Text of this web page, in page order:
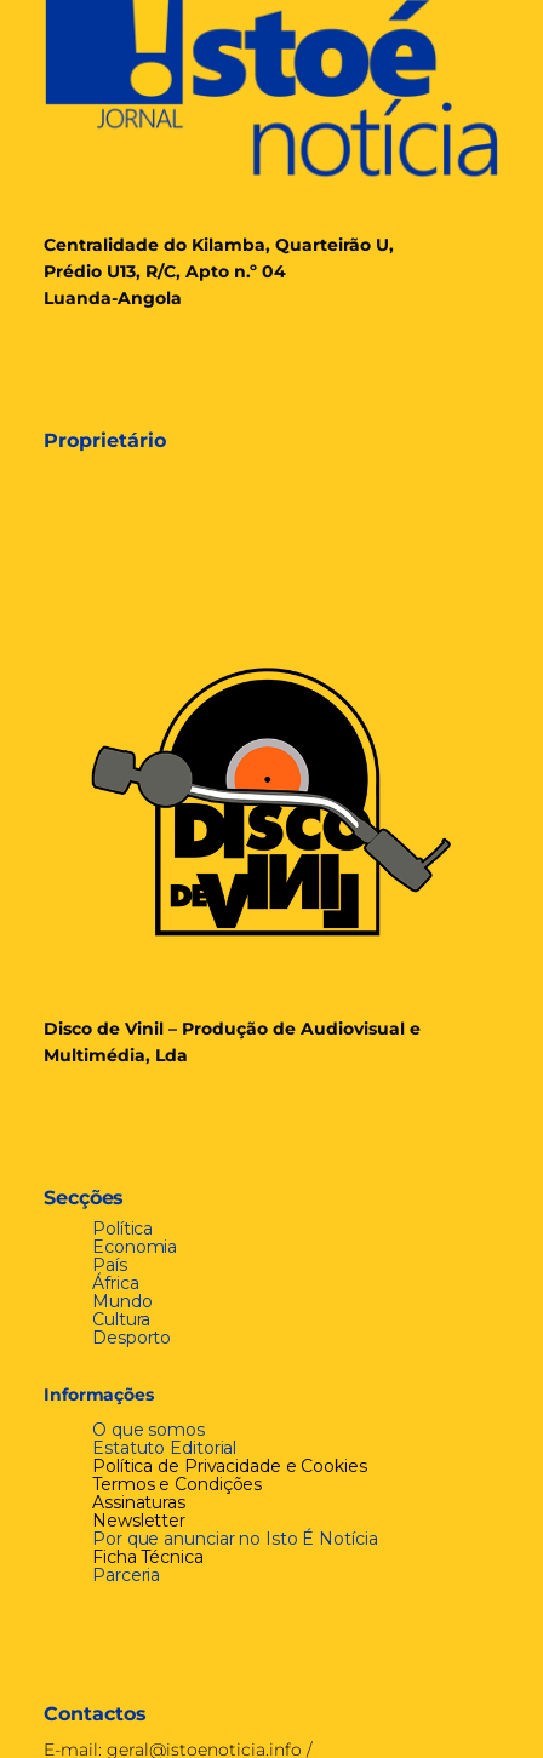
Centralidade do Kilamba, Quarteirão U,
Prédio U13, R/C, Apto n.º 04
Luanda-Angola
Proprietário
Disco de Vinil – Produção de Audiovisual e
Multimédia, Lda
Secções
Política
Economia
País
África
Mundo
Cultura
Desporto
Informações
O que somos
Estatuto Editorial
Política de Privacidade e Cookies
Termos e Condições
Assinaturas
Newsletter
Por que anunciar no Isto É Notícia
Ficha Técnica
Parceria
Contactos
E-mail: geral@istoenoticia.info /